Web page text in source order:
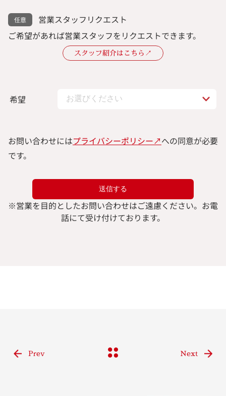
営業スタッフリクエスト
ご希望があれば営業スタッフをリクエストできます。
スタッフ紹介はこちら↗︎
希望
お問い合わせにはプライバシーポリシー↗︎への同意が必要
です。
※営業を目的としたお問い合わせはご遠慮ください。 お電
話にて受け付けております。
Prev Next